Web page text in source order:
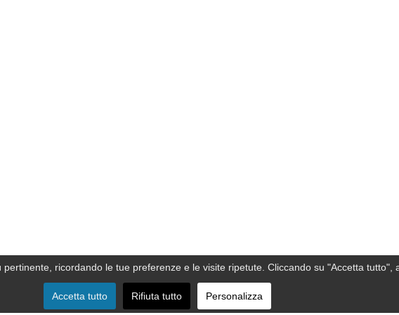
ricordando le tue preferenze e le visite ripetute. Cliccando su "Accetta tutto",
Accetta tutto Rifiuta tutto Personalizza